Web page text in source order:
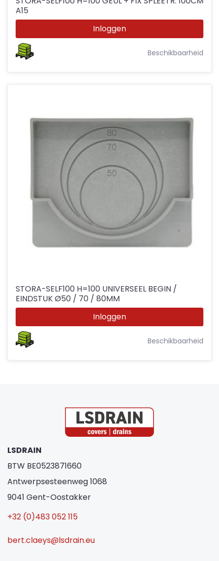
A15
Inloggen
Beschikbaarheid
STORA-SELF100 H=100 UNIVERSEEL BEGIN /
EINDSTUK Ø50 / 70 / 80MM
Inloggen
Beschikbaarheid
LSDRAIN
BTW BE0523871660
Antwerpsesteenweg 1068
9041 Gent-Oostakker
+32 (0)483 052 115
bert.claeys@lsdrain.eu